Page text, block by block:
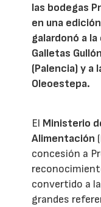
las bodegas
en una
galardonó a
Galletas
(Palencia) y a
Oleoestepa.
El Ministerio
Alimentación
concesión a
convertido a
grandes